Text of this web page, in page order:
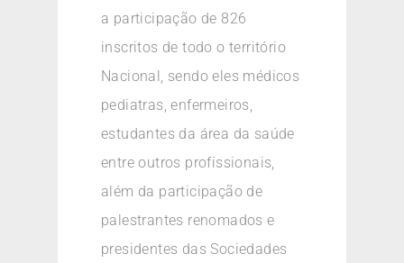
a participação de 826
inscritos de todo o território
Nacional, sendo eles médicos
pediatras, enfermeiros,
estudantes da área da saúde
entre outros profissionais,
além da participação de
palestrantes renomados e
presidentes das Sociedades